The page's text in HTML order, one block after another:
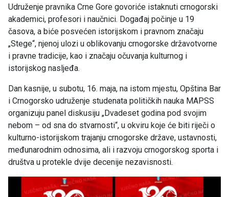
Udruženje pravnika Crne Gore govoriće istaknuti crnogorski
akademici, profesori i naučnici. Događaj počinje u 19
časova, a biće posvećen istorijskom i pravnom značaju
„Stege“, njenoj ulozi u oblikovanju crnogorske državotvorne
i pravne tradicije, kao i značaju očuvanja kulturnog i
istorijskog nasljeđa.
Dan kasnije, u subotu, 16. maja, na istom mjestu, Opština Bar
i Crnogorsko udruženje studenata političkih nauka MAPSS
organizuju panel diskusiju „Dvadeset godina pod svojim
nebom – od sna do stvarnosti“, u okviru koje će biti riječi o
kulturno-istorijskom trajanju crnogorske države, ustavnosti,
međunarodnim odnosima, ali i razvoju crnogorskog sporta i
društva u protekle dvije decenije nezavisnosti.